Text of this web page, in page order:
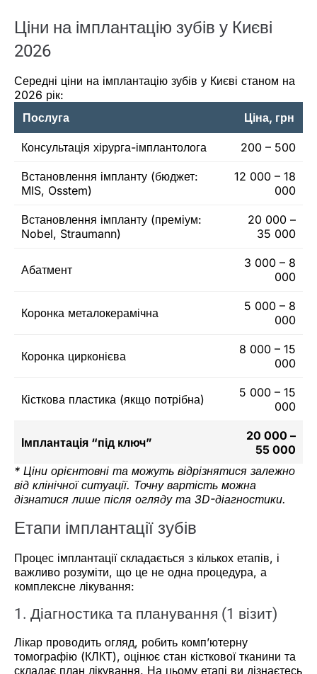
Ціни на імплантацію зубів у Києві
2026
Середні ціни на імплантацію зубів у Києві станом на
2026 рік:
Послуга
Ціна, грн
Консультація хірурга-імплантолога 200 – 500
Встановлення імпланту (бюджет:
MIS, Osstem)
12 000 – 18
000
Встановлення імпланту (преміум:
Nobel, Straumann)
20 000 –
35 000
Абатмент
3 000 – 8
000
Коронка металокерамічна
5 000 – 8
000
Коронка цирконієва
8 000 – 15
000
Кісткова пластика (якщо потрібна)
5 000 – 15
000
Імплантація “під ключ”
20 000 –
55 000
* Ціни орієнтовні та можуть відрізнятися залежно
від клінічної ситуації. Точну вартість можна
дізнатися лише після огляду та 3D-діагностики.
Етапи імплантації зубів
Процес імплантації складається з кількох етапів, і
важливо розуміти, що це не одна процедура, а
комплексне лікування:
1. Діагностика та планування (1 візит)
Лікар проводить огляд, робить комп’ютерну
томографію (КЛКТ), оцінює стан кісткової тканини та
складає план лікування. На цьому етапі ви дізнаєтесь